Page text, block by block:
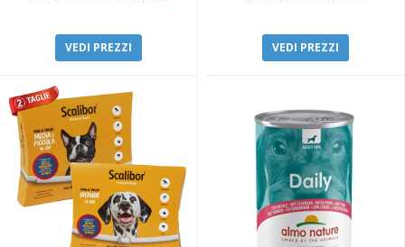
VEDI PREZZI VEDI PREZZI